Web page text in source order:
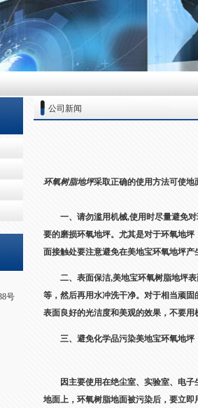
号
公司新闻
环氧树脂地坪采取正确的使用方法可使
一、请勿滥用机械,使用时尽量避免对
要的磨损环氧地坪。 尤其是对于环氧地坪
面接触处要注意避免在美地宝环氧地坪产
二、表面保洁,美地宝环氧树脂地坪表
等，然后再用水冲洗干净。对于相当顽固
表面良好的光洁度和美观的效果，不要
三、避免化学品污染美地宝环氧地坪
因主要使用在绝尘室、实验室、电子
地面上，环氧树脂地面被污染后，要立